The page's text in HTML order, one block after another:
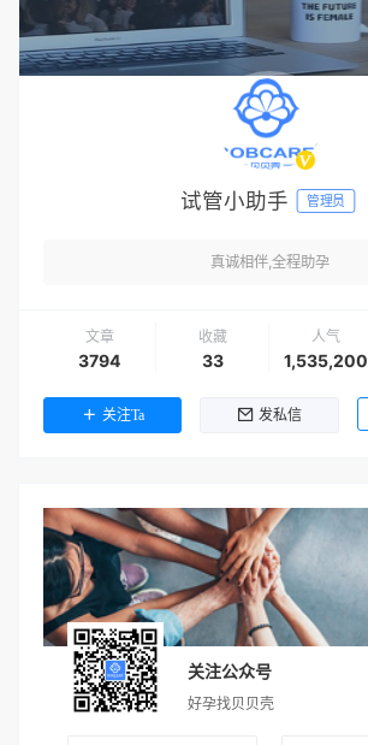
试管小助手 管理员
真诚相伴,全程助孕
文章
3794
收藏
33
人气
1,535,200
关注Ta 发私信
关注公众号
好孕找贝贝壳